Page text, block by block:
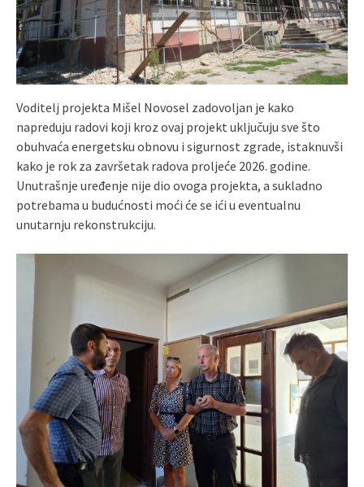
Voditelj projekta Mišel Novosel zadovoljan je kako
napreduju radovi koji kroz ovaj projekt uključuju sve što
obuhvaća energetsku obnovu i sigurnost zgrade, istaknuvši
kako je rok za završetak radova proljeće 2026. godine.
Unutrašnje uređenje nije dio ovoga projekta, a sukladno
potrebama u budućnosti moći će se ići u eventualnu
unutarnju rekonstrukciju.